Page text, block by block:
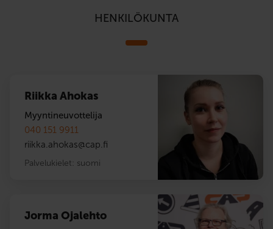
HENKILÖKUNTA
Riikka Ahokas
Myyntineuvottelija
040 151 9911
riikka.ahokas@cap.fi
Palvelukielet: suomi
Jorma Ojalehto